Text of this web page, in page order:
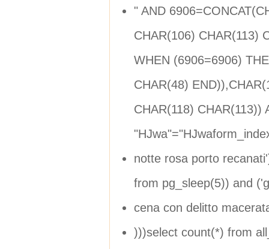
" AND
CHAR(106) CHAR(113)
WHEN (6906=6906)
CHAR(48)
CHAR(118) CHAR(113))
notte rosa porto
from pg_sleep(5)) and
cena con delitto
)))select count(*) from